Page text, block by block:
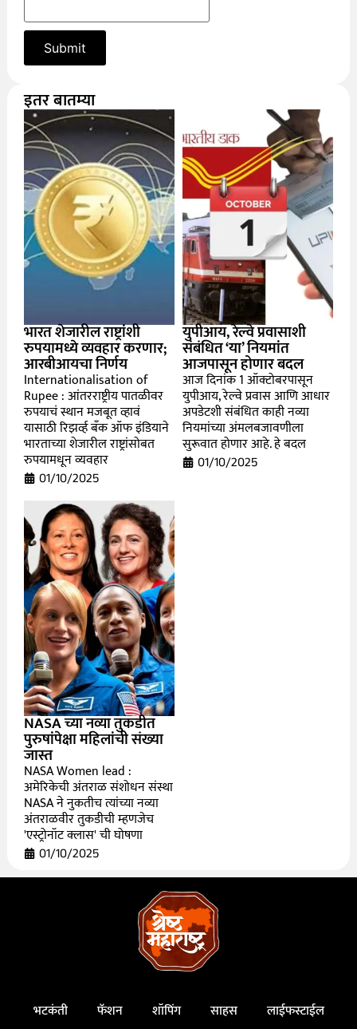
इतर बातम्या
भारत शेजारील राष्ट्रांशी
रुपयामध्ये व्यवहार करणार;
आरबीआयचा निर्णय
Internationalisation of
Rupee : आंतरराष्ट्रीय पातळीवर
रुपयाचं स्थान मजबूत व्हावं
यासाठी रिझर्व्ह बँक ऑफ इंडियाने
भारताच्या शेजारील राष्ट्रांसोबत
रुपयामधून व्यवहार
01/10/2025
युपीआय, रेल्वे प्रवासाशी
संबंधित ‘या’ नियमांत
आजपासून होणार बदल
आज दिनांक 1 ऑक्टोबरपासून
युपीआय, रेल्वे प्रवास आणि आधार
अपडेटशी संबंधित काही नव्या
नियमांच्या अंमलबजावणीला
सुरूवात होणार आहे. हे बदल
01/10/2025
NASA च्या नव्या तुकडीत
पुरुषांपेक्षा महिलांची संख्या
जास्त
NASA Women lead :
अमेरिकेची अंतराळ संशोधन संस्था
NASA ने नुकतीच त्यांच्या नव्या
अंतराळवीर तुकडीची म्हणजेच
'एस्ट्रोनॉट क्लास' ची घोषणा
01/10/2025
भटकंती फॅशन शॉपिंग साहस
लाईफस्टाईल